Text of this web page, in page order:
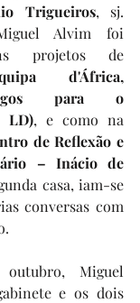
Trigueiros, sj.
Alvim foi
projetos de
d'África,
para o
LD), e como na
de Reflexão e
– Inácio de
casa, iam-se
conversas com
Miguel
e os dois